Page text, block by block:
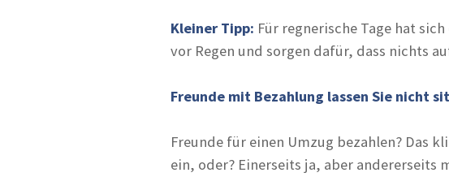
Kleiner Tipp: Für regnerische Tage hat
vor Regen und sorgen dafür, dass nichts
Freunde mit Bezahlung lassen Sie nicht
Freunde für einen Umzug bezahlen? Das
ein, oder? Einerseits ja, aber andererseits